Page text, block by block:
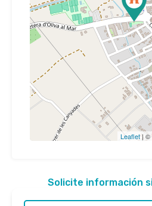
Leaflet | ©
Solicite información